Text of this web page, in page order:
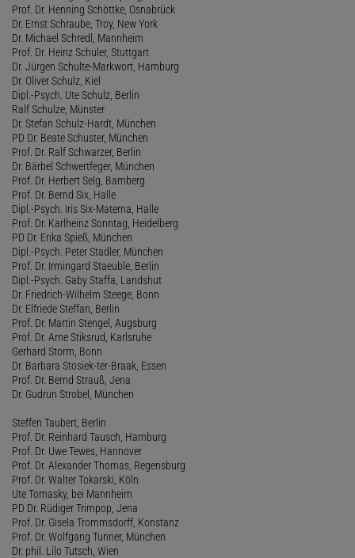
Prof. Dr. Henning Schöttke, Osnabrück
Dr. Ernst Schraube, Troy, New York
Dr. Michael Schredl, Mannheim
Prof. Dr. Heinz Schuler, Stuttgart
Dr. Jürgen Schulte-Markwort, Hamburg
Dr. Oliver Schulz, Kiel
Dipl.-Psych. Ute Schulz, Berlin
Ralf Schulze, Münster
Dr. Stefan Schulz-Hardt, München
PD Dr. Beate Schuster, München
Prof. Dr. Ralf Schwarzer, Berlin
Dr. Bärbel Schwertfeger, München
Prof. Dr. Herbert Selg, Bamberg
Prof. Dr. Bernd Six, Halle
Dipl.-Psych. Iris Six-Materna, Halle
Prof. Dr. Karlheinz Sonntag, Heidelberg
PD Dr. Erika Spieß, München
Dipl.-Psych. Peter Stadler, München
Prof. Dr. Irmingard Staeuble, Berlin
Dipl.-Psych. Gaby Staffa, Landshut
Dr. Friedrich-Wilhelm Steege, Bonn
Dr. Elfriede Steffan, Berlin
Prof. Dr. Martin Stengel, Augsburg
Prof. Dr. Arne Stiksrud, Karlsruhe
Gerhard Storm, Bonn
Dr. Barbara Stosiek-ter-Braak, Essen
Prof. Dr. Bernd Strauß, Jena
Dr. Gudrun Strobel, München
Steffen Taubert, Berlin
Prof. Dr. Reinhard Tausch, Hamburg
Prof. Dr. Uwe Tewes, Hannover
Prof. Dr. Alexander Thomas, Regensburg
Prof. Dr. Walter Tokarski, Köln
Ute Tomasky, bei Mannheim
PD Dr. Rüdiger Trimpop, Jena
Prof. Dr. Gisela Trommsdorff, Konstanz
Prof. Dr. Wolfgang Tunner, München
Dr. phil. Lilo Tutsch, Wien